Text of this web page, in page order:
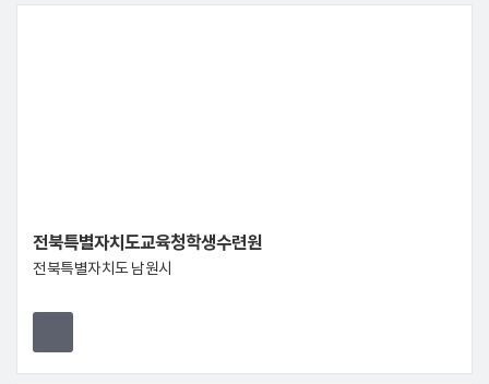
전북특별자치도교육청학생수련원
전북특별자치도 남원시